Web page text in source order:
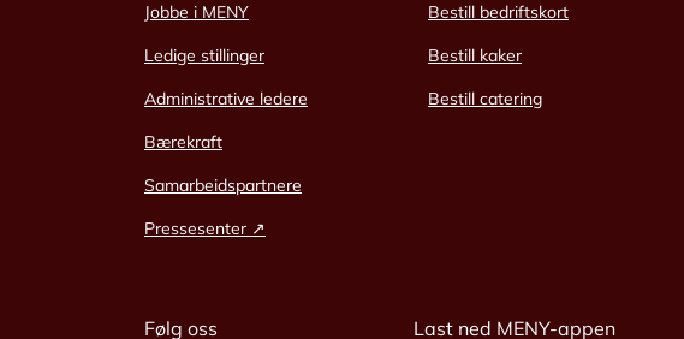
Jobbe i MENY
Ledige stillinger
Administrative ledere
Bærekraft
Samarbeidspartnere
Pressesenter ↗
Bestill bedriftskort
Bestill kaker
Bestill catering
Følg oss Last ned MENY-appen